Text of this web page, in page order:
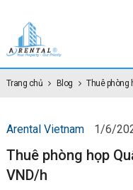
Trang chủ Blog Thuê phòng
Arental Vietnam 1/6/
Thuê phòng họp
VND/h